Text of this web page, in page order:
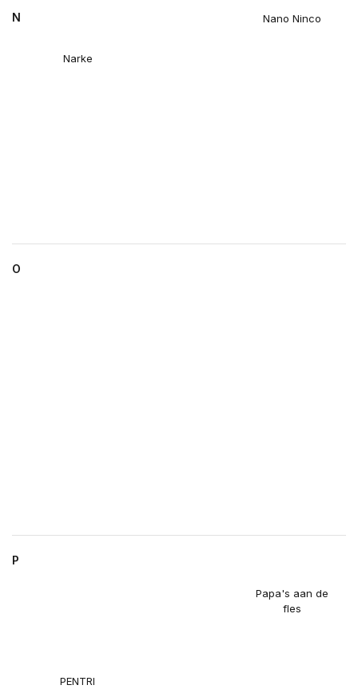
N Nano Ninco
Narke
O
P
Papa's aan de
fles
PENTRI